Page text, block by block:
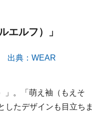
ルフ）」
」。「萌え袖（もえそ
したデザインも目立ちま